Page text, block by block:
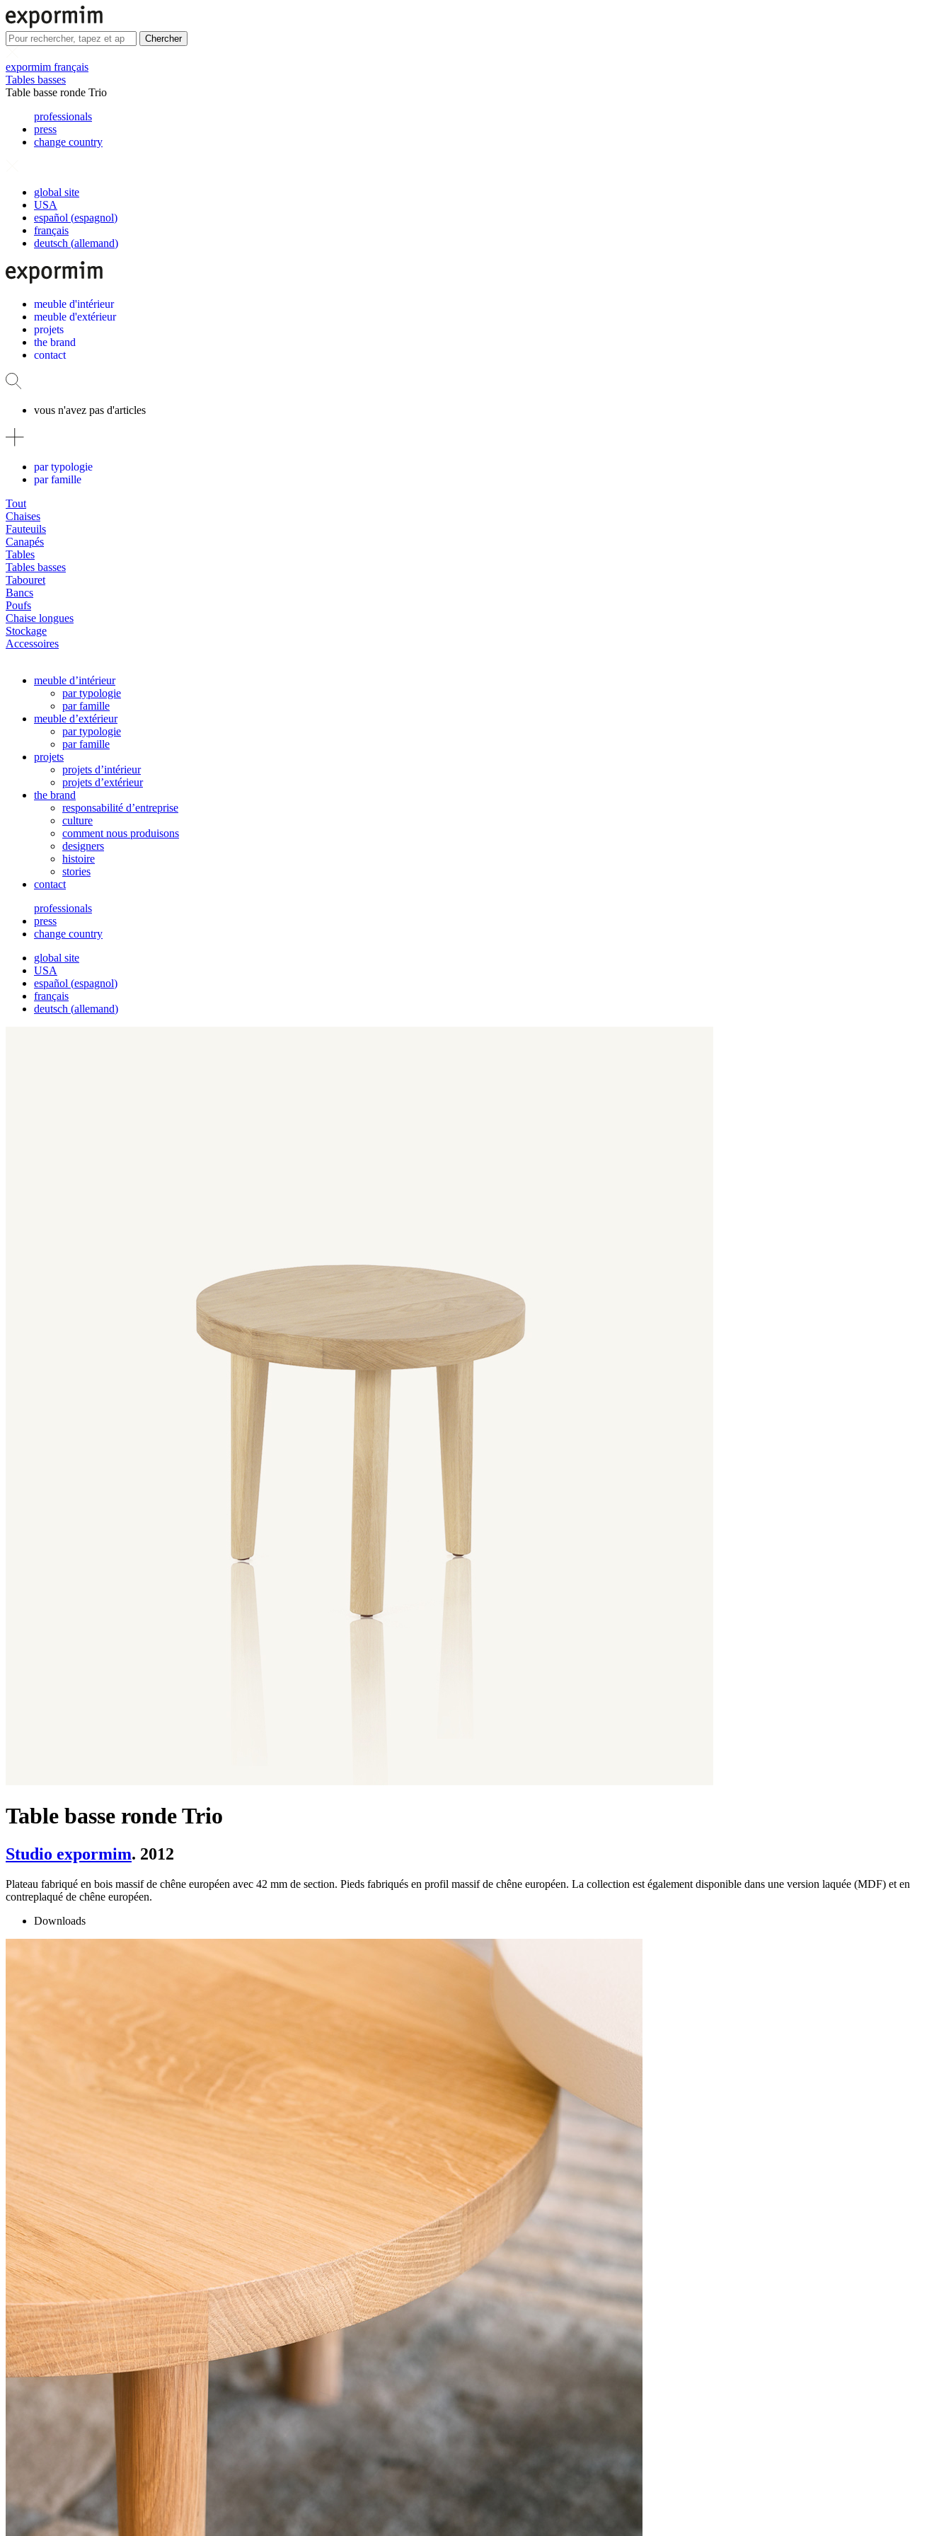
Chercher
expormim français
Tables basses
Table basse ronde Trio
professionals
press
change country
global site
USA
español (espagnol)
français
deutsch (allemand)
meuble d'intérieur
meuble d'extérieur
projets
the brand
contact
vous n'avez pas d'articles
par typologie
par famille
Tout
Chaises
Fauteuils
Canapés
Tables
Tables basses
Tabouret
Bancs
Poufs
Chaise longues
Stockage
Accessoires
meuble d’intérieur
par typologie
par famille
meuble d’extérieur
par typologie
par famille
projets
projets d’intérieur
projets d’extérieur
the brand
responsabilité d’entreprise
culture
comment nous produisons
designers
histoire
stories
contact
professionals
press
change country
global site
USA
español (espagnol)
français
deutsch (allemand)
Table basse ronde Trio
Studio expormim. 2012
Plateau fabriqué en bois massif de chêne européen avec 42 mm de section. Pieds fabriqués en profil massif de chêne européen. La collection est également disponible dans une version laquée (MDF) et en
contreplaqué de chêne européen.
Downloads